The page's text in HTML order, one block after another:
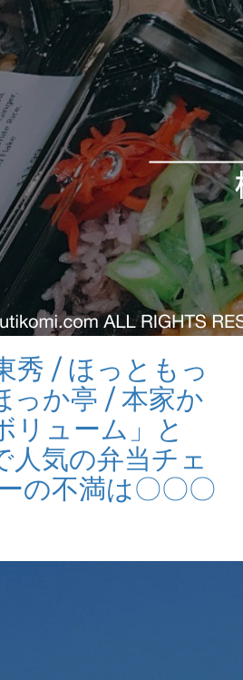
秀 / ほっともっ
っか亭 / 本家か
リューム」と
人気の弁当チェ
の不満は〇〇〇